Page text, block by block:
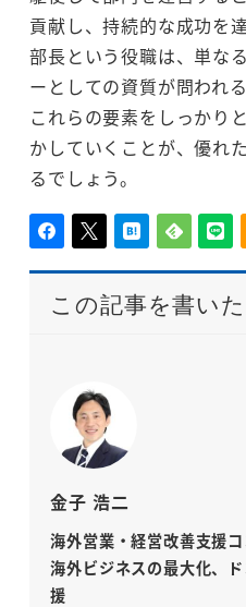
貢献し、持続的な成功を
部長という役職は、単な
ーとしての資質が問われ
これらの要素をしっかり
かしていくことが、優れ
るでしょう。
この記事を書いた
金子 浩二
海外営業・経営改善支援
海外ビジネスの最大化、
援